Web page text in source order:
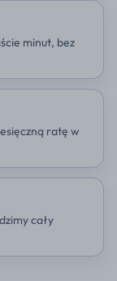
minut, bez
ratę w
cały